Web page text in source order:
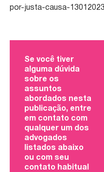
por-justa-causa-13012023
Se você tiver
alguma dúvida
sobre os
assuntos
abordados nesta
publicação, entre
em contato com
qualquer um dos
advogados
listados abaixo
ou com seu
contato habitual